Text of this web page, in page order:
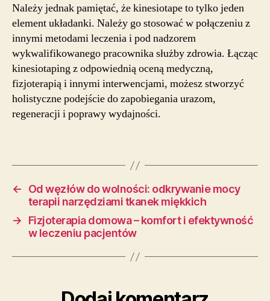
Należy jednak pamiętać, że kinesiotape to tylko jeden
element układanki. Należy go stosować w połączeniu z
innymi metodami leczenia i pod nadzorem
wykwalifikowanego pracownika służby zdrowia. Łącząc
kinesiotaping z odpowiednią oceną medyczną,
fizjoterapią i innymi interwencjami, możesz stworzyć
holistyczne podejście do zapobiegania urazom,
regeneracji i poprawy wydajności.
←
Od węzłów do wolności: odkrywanie mocy
terapii narzędziami tkanek miękkich
→
Fizjoterapia domowa – komfort i efektywność
w leczeniu pacjentów